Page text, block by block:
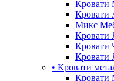
Кровати
Кровати
Микс
Кровати
Кровати
Кровати
• Кровати
Кровати